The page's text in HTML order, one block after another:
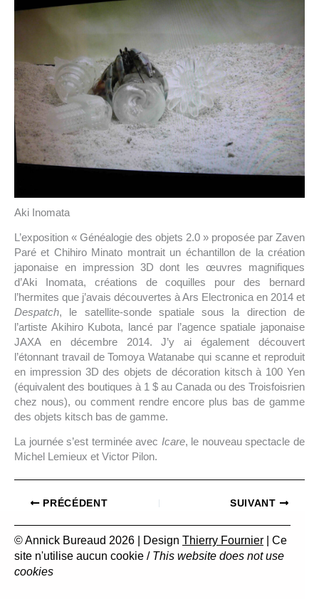
Aki Inomata
L’exposition « Généalogie des objets 2.0 » proposée par Zaven
Paré et Chihiro Minato montrait un échantillon de la création
japonaise en impression 3D dont les œuvres magnifiques
d’Aki Inomata, créations de coquilles pour des bernard
l’hermites que j’avais découvertes à Ars Electronica en 2014 et
Despatch, le satellite-sonde spatiale sous la direction de
l’artiste Akihiro Kubota, lancé par l’agence spatiale japonaise
JAXA en décembre 2014. J’y ai également découvert
l’étonnant travail de Tomoya Watanabe qui scanne et reproduit
en impression 3D des objets de décoration kitsch à 100 Yen
(équivalent des boutiques à 1 $ au Canada ou des Troisfoisrien
chez nous), ou comment rendre encore plus bas de gamme
des objets kitsch bas de gamme.
La journée s’est terminée avec Icare, le nouveau spectacle de
Michel Lemieux et Victor Pilon.
PRÉCÉDENT SUIVANT
© Annick Bureaud 2026 | Design Thierry Fournier | Ce
site n'utilise aucun cookie / This website does not use
cookies